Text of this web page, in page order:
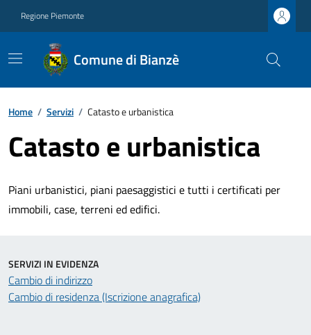
Regione Piemonte
Comune di Bianzè
Home / Servizi / Catasto e urbanistica
Catasto e urbanistica
Piani urbanistici, piani paesaggistici e tutti i certificati per
immobili, case, terreni ed edifici.
SERVIZI IN EVIDENZA
Cambio di indirizzo
Cambio di residenza (Iscrizione anagrafica)